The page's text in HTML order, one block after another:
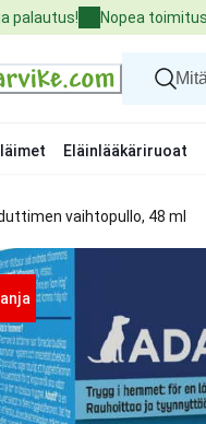
palautus! Nopea
Eläinlääkäriruoat
vaihtopullo, 48 ml